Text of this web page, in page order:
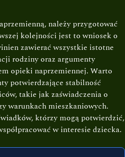
należy przygotować
kolejności jest to wniosek o
zawierać wszystkie istotne
rodziny oraz argumenty
opieki naprzemiennej. Warto
potwierdzające stabilność
takie jak zaświadczenia o
warunkach mieszkaniowych.
którzy mogą potwierdzić,
w interesie dziecka.